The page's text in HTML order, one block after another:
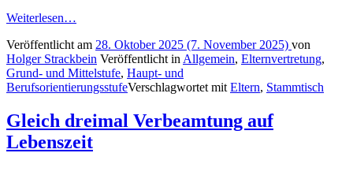
Weiterlesen…
Veröffentlicht am 28. Oktober 2025 (7. November 2025) von
Holger Strackbein Veröffentlicht in Allgemein, Elternvertretung,
Grund- und Mittelstufe, Haupt- und
BerufsorientierungsstufeVerschlagwortet mit Eltern, Stammtisch
Gleich dreimal Verbeamtung auf
Lebenszeit